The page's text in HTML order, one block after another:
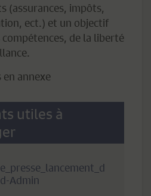
(assurances, impôts,
ect.) et un objectif
de la liberté
annexe
utiles à
Admin